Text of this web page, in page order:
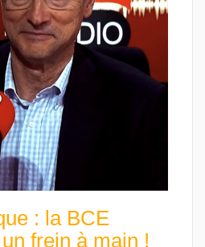
: la BCE
frein à main !